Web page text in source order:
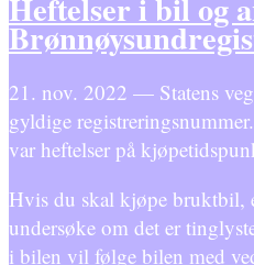
Heftelser i bil og
21. nov. 2022 — Statens
gyldige
var heftelser på
Hvis du skal kjøpe bruktbil,
undersøke om det er
i bilen vil følge bilen med